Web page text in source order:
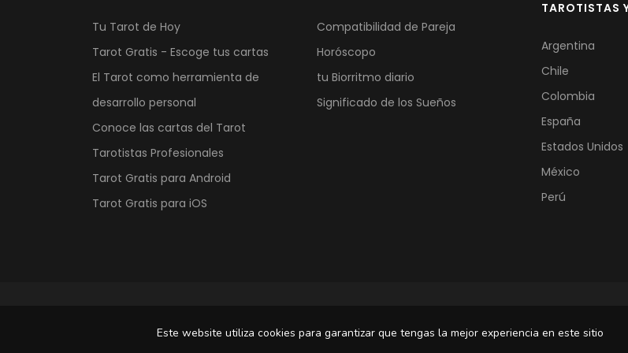
Tu Tarot de Hoy
Tarot Gratis - Escoge tus cartas
El Tarot como herramienta de
desarrollo personal
Conoce las cartas del Tarot
Tarotistas Profesionales
Tarot Gratis para Android
Tarot Gratis para iOS
Compatibilidad de Pareja
Horóscopo
tu Biorritmo diario
Significado de los Sueños
TAROTISTAS
Argentina
Chile
Colombia
España
Estados Unidos
México
Perú
Este website utiliza cookies para garantizar que tengas la mejor experiencia en este sitio